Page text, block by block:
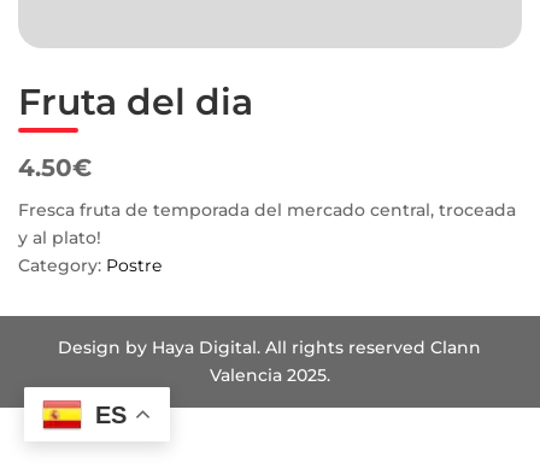
Fruta del dia
4.50€
Fresca fruta de temporada del mercado central, troceada
y al plato!
Category: Postre
Design by Haya Digital. All rights reserved Clann
Valencia 2025.
ES